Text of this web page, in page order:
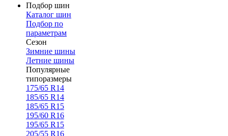
Подбор шин
Каталог шин
Подбор по
параметрам
Сезон
Зимние шины
Летние шины
Популярные
типоразмеры
175/65 R14
185/65 R14
185/65 R15
195/60 R16
195/65 R15
205/55 R16